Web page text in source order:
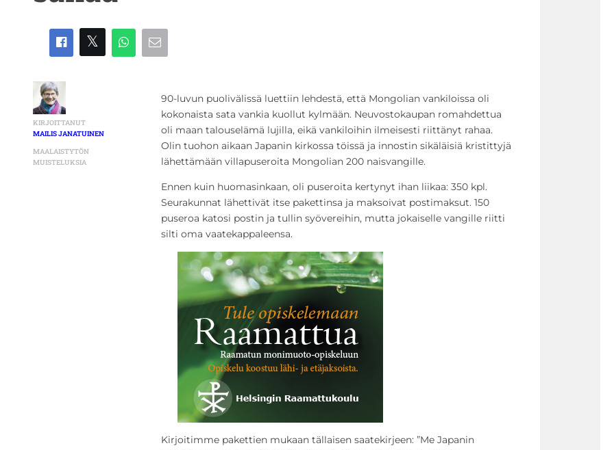
KIRJOITTANUT
MAILIS JANATUINEN
MAALAISTYTÖN
MUISTELUKSIA
90-luvun puolivälissä luettiin lehdestä, että Mongolian vankiloissa oli
kokonaista sata vankia kuollut kylmään. Neuvostokaupan romahdettua
oli maan talouselämä lujilla, eikä vankiloihin ilmeisesti riittänyt rahaa.
Olin tuohon aikaan Japanin kirkossa töissä ja innostin sikäläisiä kristittyjä
lähettämään villapuseroita Mongolian 200 naisvangille.
Ennen kuin huomasinkaan, oli puseroita kertynyt ihan liikaa: 350 kpl.
Seurakunnat lähettivät itse pakettinsa ja maksoivat postimaksut. 150
puseroa katosi postin ja tullin syövereihin, mutta jokaiselle vangille riitti
silti oma vaatekappaleensa.
Kirjoitimme pakettien mukaan tällaisen saatekirjeen: ”Me Japanin